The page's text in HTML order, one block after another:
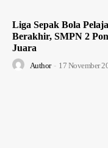
Liga Sepak Bola
Berakhir, SMPN 2
Juara
Author - 17 November